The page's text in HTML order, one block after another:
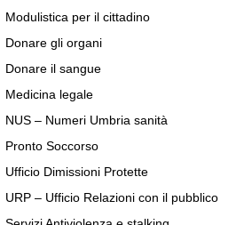
Modulistica per il cittadino
Donare gli organi
Donare il sangue
Medicina legale
NUS – Numeri Umbria sanità
Pronto Soccorso
Ufficio Dimissioni Protette
URP – Ufficio Relazioni con il pubblico